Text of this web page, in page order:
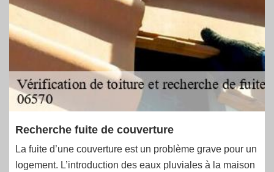
Recherche fuite de couverture
La fuite d’une couverture est un problème grave pour un
logement. L’introduction des eaux pluviales à la maison